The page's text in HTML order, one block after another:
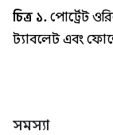
চিত্র ১. পোর্ট্রেট
ট্যাবলেট এবং
সমস্যা